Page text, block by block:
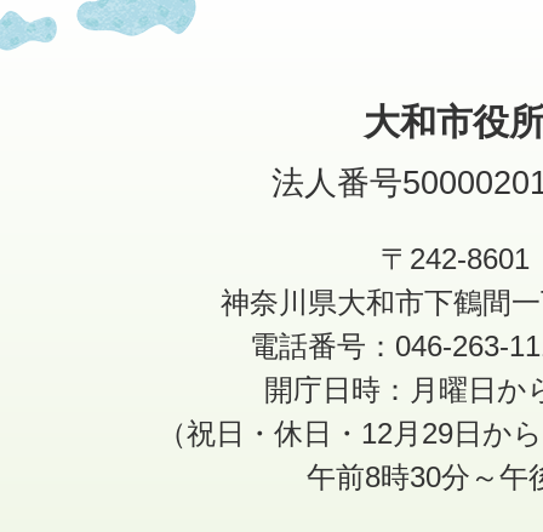
大和市役
法人番号
〒242-8601
神奈川県大和市下鶴間
電話番号：046-263-
開庁日時：月曜日か
（祝日・休日・12月29日か
午前8時30分～午